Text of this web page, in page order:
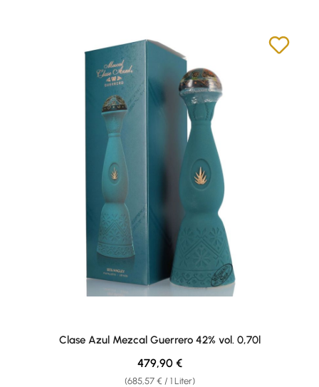
Clase Azul Mezcal Guerrero 42% vol. 0,70l
(685,57 € / 1 Liter)
Regulärer Preis:
479,90 €